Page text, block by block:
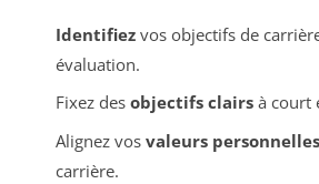
Identifiezvos objectifs de
évaluation.
Fixez des objectifs clairsà court
Alignez vos valeurs personnelles
carrière.